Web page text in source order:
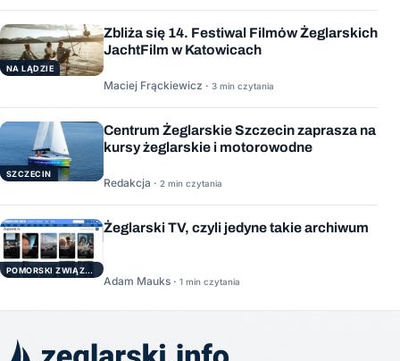
NA LĄDZIE
Zbliża się 14. Festiwal Filmów Żeglarskich
JachtFilm w Katowicach
Maciej Frąckiewicz · 3 min czytania
SZCZECIN
Centrum Żeglarskie Szczecin zaprasza na
kursy żeglarskie i motorowodne
Redakcja · 2 min czytania
POMORSKI ZWIĄZEK ŻEGLARSKI
Żeglarski TV, czyli jedyne takie archiwum
Adam Mauks · 1 min czytania